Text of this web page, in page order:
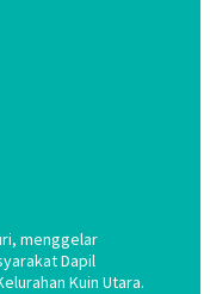
menggelar
Dapil
Kuin Utara.